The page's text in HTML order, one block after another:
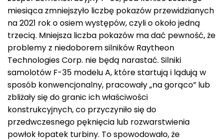
miesiąca zmniejszyło liczbę pokazów przewidzianych
na 2021 rok o osiem występów, czyli o około jedną
trzecią. Mniejsza liczba pokazów ma dać pewność, że
problemy z niedoborem silników Raytheon
Technologies Corp. nie będą narastać. Silniki
samolotów F-35 modelu A, które startują i lądują w
sposób konwencjonalny, pracowały „na gorąco” lub
zbliżały się do granic ich właściwości
konstrukcyjnych, co przyczyniło się do
przedwczesnego pęknięcia lub rozwarstwienia
powłok łopatek turbiny. To spowodowało, że